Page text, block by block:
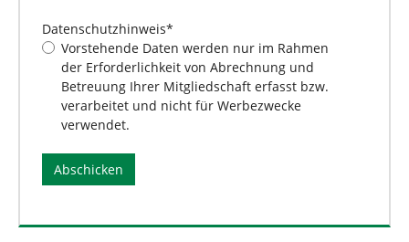
Datenschutzhinweis*
Vorstehende Daten werden nur im Rahmen
der Erforderlichkeit von Abrechnung und
Betreuung Ihrer Mitgliedschaft erfasst bzw.
verarbeitet und nicht für Werbezwecke
verwendet.